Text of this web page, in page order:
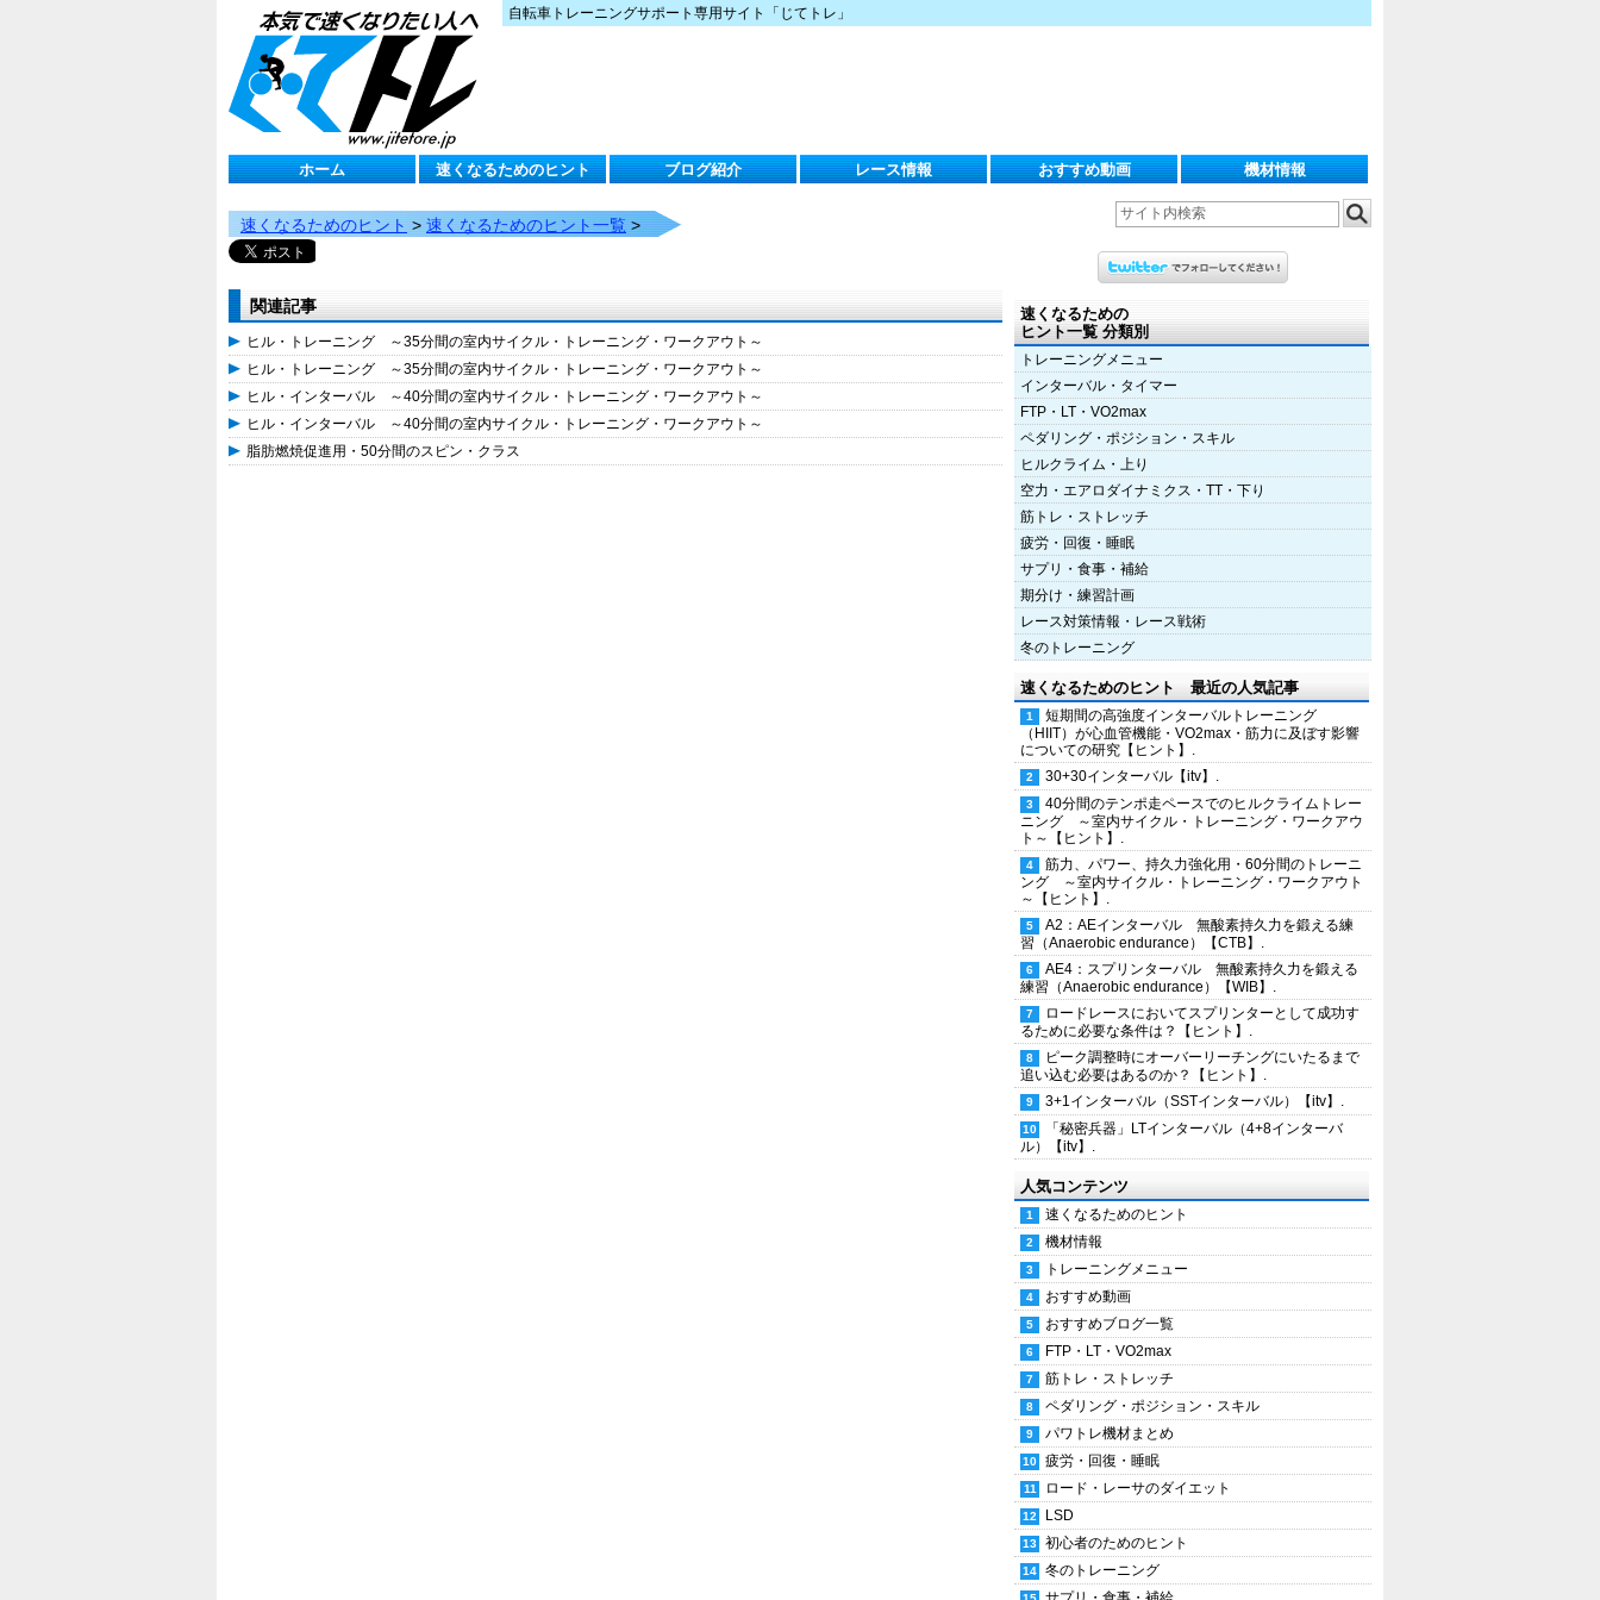
自転車トレーニングサポート専用サイト「じてトレ」
ホーム 速くなるためのヒント ブログ紹介 レース情報 おすすめ動画 機材情報
速くなるためのヒント > 速くなるためのヒント一覧 >
関連記事
ヒル・トレーニング ～35分間の室内サイクル・トレーニング・ワークアウト～
ヒル・トレーニング ～35分間の室内サイクル・トレーニング・ワークアウト～
ヒル・インターバル ～40分間の室内サイクル・トレーニング・ワークアウト～
ヒル・インターバル ～40分間の室内サイクル・トレーニング・ワークアウト～
脂肪燃焼促進用・50分間のスピン・クラス
速くなるための
ヒント一覧 分類別
トレーニングメニュー
インターバル・タイマー
FTP・LT・VO2max
ペダリング・ポジション・スキル
ヒルクライム・上り
空力・エアロダイナミクス・TT・下り
筋トレ・ストレッチ
疲労・回復・睡眠
サプリ・食事・補給
期分け・練習計画
レース対策情報・レース戦術
冬のトレーニング
速くなるためのヒント 最近の人気記事
短期間の高強度インターバルトレーニング
（HIIT）が心血管機能・VO2max・筋力に及ぼす影響
についての研究【ヒント】.
30+30インターバル【itv】.
40分間のテンポ走ペースでのヒルクライムトレー
ニング ～室内サイクル・トレーニング・ワークアウ
ト～【ヒント】.
筋力、パワー、持久力強化用・60分間のトレーニ
ング ～室内サイクル・トレーニング・ワークアウト
～【ヒント】.
A2：AEインターバル 無酸素持久力を鍛える練
習（Anaerobic endurance）【CTB】.
AE4：スプリンターバル 無酸素持久力を鍛える
練習（Anaerobic endurance）【WIB】.
ロードレースにおいてスプリンターとして成功す
るために必要な条件は？【ヒント】.
ピーク調整時にオーバーリーチングにいたるまで
追い込む必要はあるのか？【ヒント】.
3+1インターバル（SSTインターバル）【itv】.
「秘密兵器」LTインターバル（4+8インターバ
ル）【itv】.
人気コンテンツ
速くなるためのヒント
機材情報
トレーニングメニュー
おすすめ動画
おすすめブログ一覧
FTP・LT・VO2max
筋トレ・ストレッチ
ペダリング・ポジション・スキル
パワトレ機材まとめ
疲労・回復・睡眠
ロード・レーサのダイエット
LSD
初心者のためのヒント
冬のトレーニング